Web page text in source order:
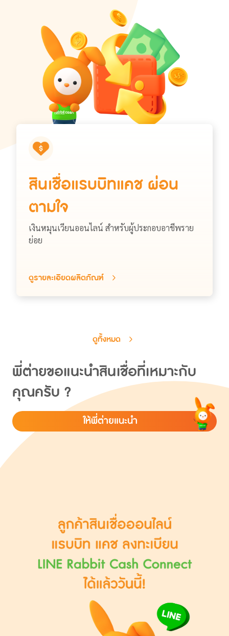
สินเชื่อแรบบิทแคช ผ่อน
ตามใจ
เงินหมุนเวียนออนไลน์ สำหรับผู้ประกอบอาชีพราย
ย่อย
ดูรายละเอียดผลิตภัณฑ์
ดูทั้งหมด
พี่ต่ายขอแนะนำสินเชื่อที่เหมาะกับ
คุณครับ ?
ให้พี่ต่ายแนะนำ